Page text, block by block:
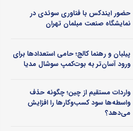
حضور ایندکس با فناوری سوئدی در
نمایشگاه صنعت مبلمان تهران
پیلبان و رهنما کالج؛ حامی استعدادها برای
ورود آسان‌تر به بوت‌کمپ سوشال مدیا
واردات مستقیم از چین؛ چگونه حذف
واسطه‌ها سود کسب‌وکارها را افزایش
می‌دهد؟